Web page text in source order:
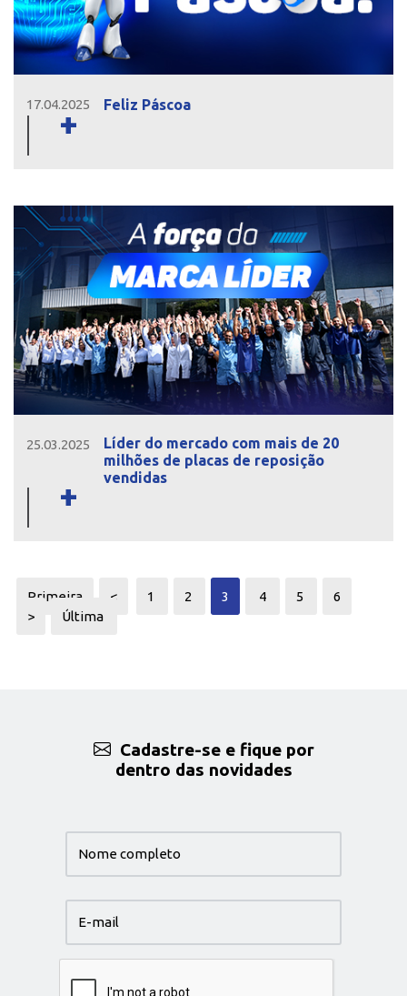
17.04.2025 Feliz Páscoa
+
25.03.2025
Líder do mercado com mais de 20
milhões de placas de reposição
vendidas
+
Primeira < 1 2 3 4 5
6
>
Última
Cadastre-se e fique por
dentro das novidades